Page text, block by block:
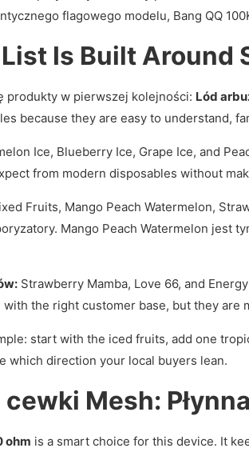
flagowego modelu, Bang QQ
Is Built Around
produkty w pierwszej kolejności: Lód
because they are easy to understand,
Ice, Blueberry Ice, Grape Ice, and
from modern disposables without
Fruits, Mango Peach Watermelon,
Mango Peach Watermelon jest
Strawberry Mamba, Love 66, and
the right customer base, but they
start with the iced fruits, add one
which direction your local buyers lean.
Mesh:
ohm is a smart choice for this device. It